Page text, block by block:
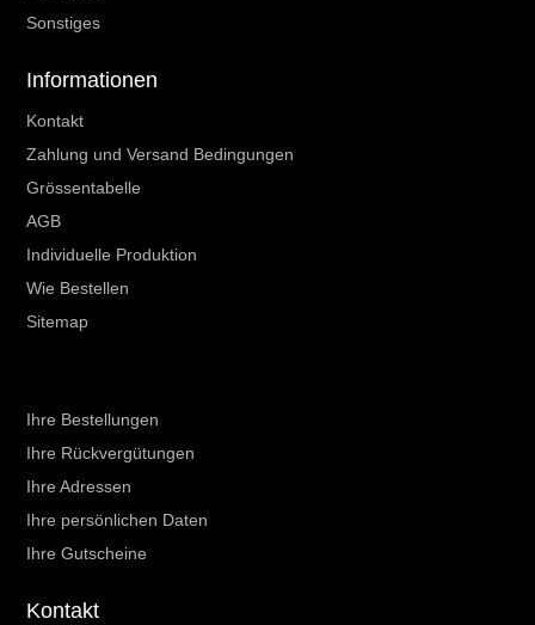
Sonstiges
Informationen
Kontakt
Zahlung und Versand Bedingungen
Grössentabelle
AGB
Individuelle Produktion
Wie Bestellen
Sitemap
Ihre Bestellungen
Ihre Rückvergütungen
Ihre Adressen
Ihre persönlichen Daten
Ihre Gutscheine
Kontakt